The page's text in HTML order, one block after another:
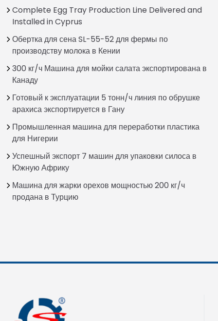
Complete Egg Tray Production Line Delivered and
Installed in Cyprus
Обертка для сена SL-55-52 для фермы по
производству молока в Кении
300 кг/ч Машина для мойки салата экспортирована в
Канаду
Готовый к эксплуатации 5 тонн/ч линия по обрушке
арахиса экспортируется в Гану
Промышленная машина для переработки пластика
для Нигерии
Успешный экспорт 7 машин для упаковки силоса в
Южную Африку
Машина для жарки орехов мощностью 200 кг/ч
продана в Турцию